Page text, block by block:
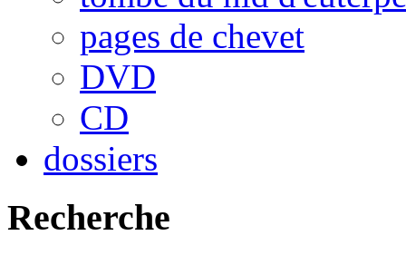
pages de chevet
DVD
CD
dossiers
Recherche